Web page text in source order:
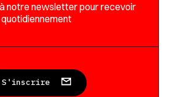
notre newsletter pour recevoir
quotidiennement
S'inscrire